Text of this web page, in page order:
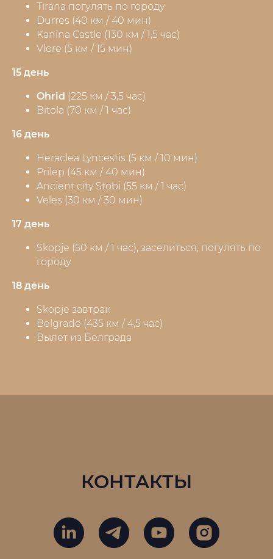
Tirana погулять по городу
Durres (40 км / 40 мин)
Kanina Castle (130 км / 1,5 час)
Vlore (5 км / 15 мин)
15 день
Ohrid (225 км / 3,5 час)
Bitola (70 км / 1 час)
16 день
Heraclea Lyncestis (5 км / 10 мин)
Prilep (45 км / 40 мин)
Ancient city Stobi (55 км / 1 час)
Veles (30 км / 30 мин)
17 день
Skopje (50 км / 1 час), заселиться, погулять по
городу
18 день
Skopje завтрак
Belgrade (435 км / 4,5 час)
Вылет из Белграда
КОНТАКТЫ